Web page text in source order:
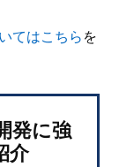
てはこちらを
発に強
介